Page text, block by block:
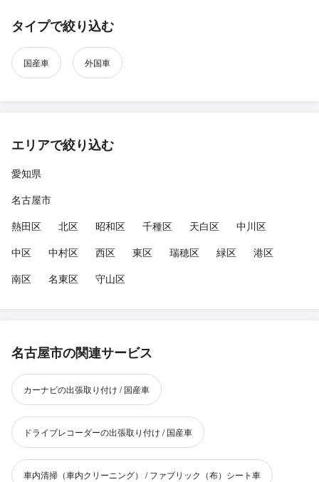
タイプで絞り込む
国産車 外国車
エリアで絞り込む
愛知県
名古屋市
熱田区
北区 昭和区 千種区 天白区
中川区
中区
中村区 西区 東区 瑞穂区 緑区
港区
南区
名東区 守山区
名古屋市の関連サービス
カーナビの出張取り付け / 国産車
ドライブレコーダーの出張取り付け / 国産車
車内清掃（車内クリーニング） / ファブリック（布）シート車